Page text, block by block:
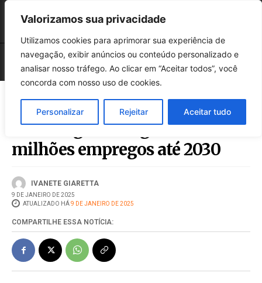
Valorizamos sua privacidade
Utilizamos cookies para aprimorar sua experiência de
navegação, exibir anúncios ou conteúdo personalizado e
analisar nosso tráfego. Ao clicar em “Aceitar todos”, você
concorda com nosso uso de cookies.
Personalizar Rejeitar Aceitar tudo
Tecnologia deve gerar 78
milhões empregos até 2030
IVANETE GIARETTA
9 DE JANEIRO DE 2025
ATUALIZADO HÁ9 DE JANEIRO DE 2025
COMPARTILHE ESSA NOTÍCIA: